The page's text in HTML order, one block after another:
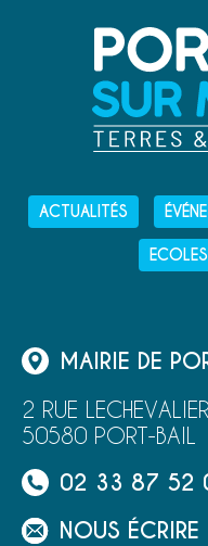
ACTUALITÉS
ECOLES
MAIRIE DE
2 RUE LECHEVALIER
50580 PORT-BAIL
02 33 87 52
NOUS ÉCRIRE